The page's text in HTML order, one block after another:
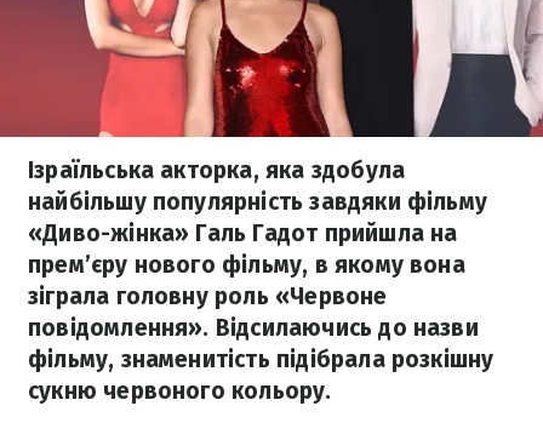
Ізраїльська акторка, яка здобула
найбільшу популярність завдяки фільму
«Диво-жінка» Галь Гадот прийшла на
прем’єру нового фільму, в якому вона
зіграла головну роль «Червоне
повідомлення». Відсилаючись до назви
фільму, знаменитість підібрала розкішну
сукню червоного кольору.